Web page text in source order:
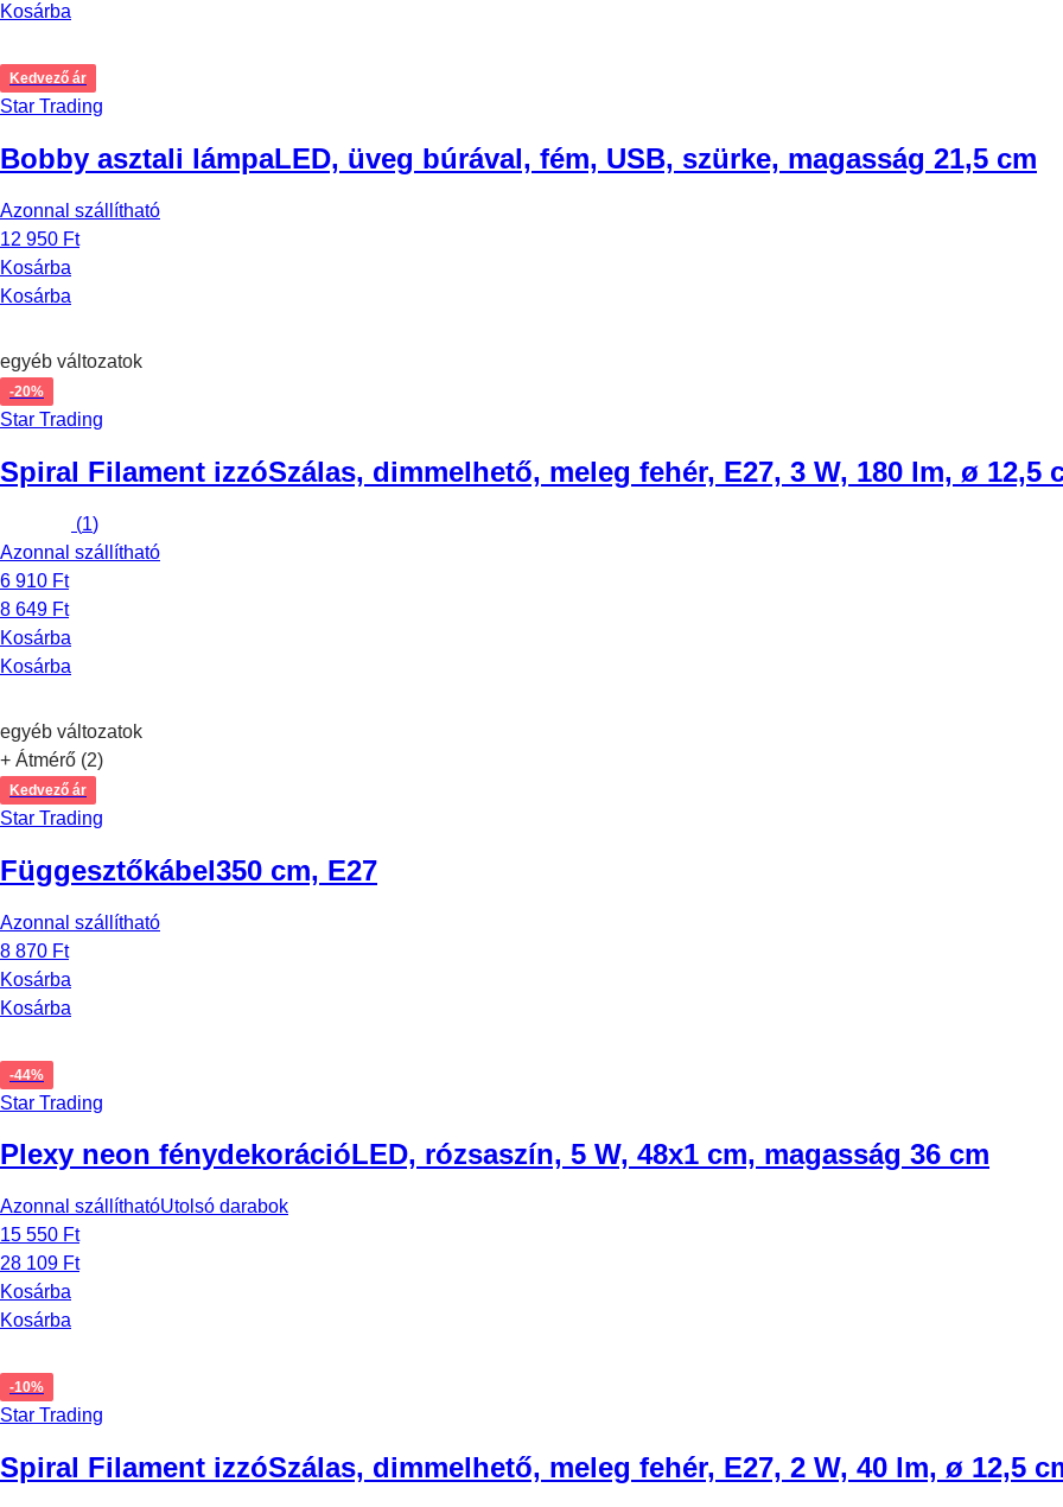
Kosárba
Kedvező ár
Star Trading
Bobby asztali lámpaLED, üveg búrával, fém, USB, szürke, magasság 21,5 cm
Azonnal szállítható
12 950 Ft
Kosárba
Kosárba
egyéb változatok
-20%
Star Trading
Spiral Filament izzóSzálas, dimmelhető, meleg fehér, E27, 3 W, 180 lm, ø 12,5
(1)
Azonnal szállítható
6 910 Ft
8 649 Ft
Kosárba
Kosárba
egyéb változatok
+ Átmérő (2)
Kedvező ár
Star Trading
Függesztőkábel350 cm, E27
Azonnal szállítható
8 870 Ft
Kosárba
Kosárba
-44%
Star Trading
Plexy neon fénydekorációLED, rózsaszín, 5 W, 48x1 cm, magasság 36 cm
Azonnal szállíthatóUtolsó darabok
15 550 Ft
28 109 Ft
Kosárba
Kosárba
-10%
Star Trading
Spiral Filament izzóSzálas, dimmelhető, meleg fehér, E27, 2 W, 40 lm, ø 12,5